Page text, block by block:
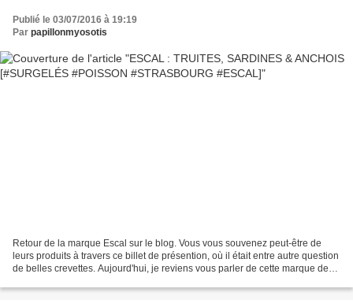
Publié le 03/07/2016 à 19:19
Par papillonmyosotis
Retour de la marque Escal sur le blog. Vous vous souvenez peut-être de
leurs produits à travers ce billet de présention, où il était entre autre question
de belles crevettes. Aujourd'hui, je reviens vous parler de cette marque de